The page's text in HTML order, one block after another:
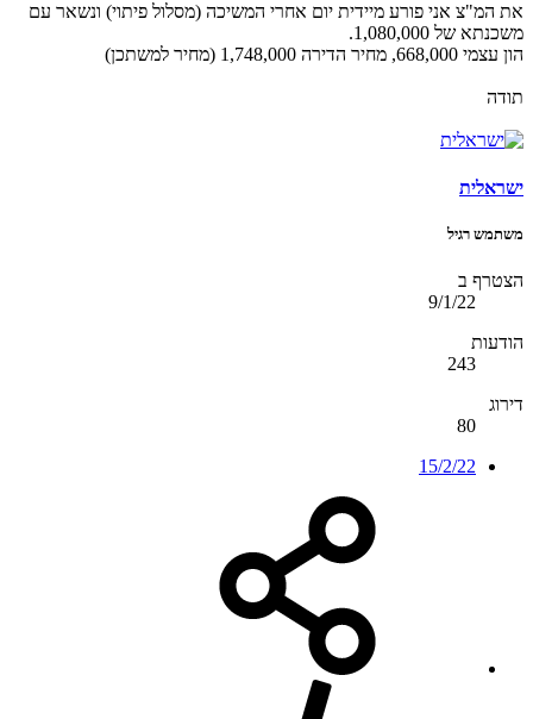
את המ"צ אני פורע מיידית יום אחרי המשיכה (מסלול פיתוי) ונשאר עם
משכנתא של 1,080,000.
הון עצמי 668,000, מחיר הדירה 1,748,000 (מחיר למשתכן)
תודה
ישראלית
משתמש רגיל
הצטרף ב
9/1/22
הודעות
243
דירוג
80
15/2/22